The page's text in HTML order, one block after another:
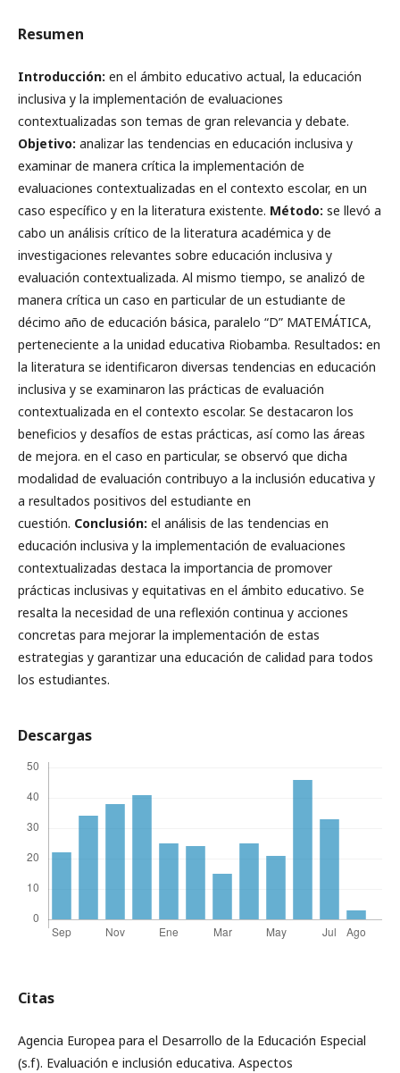
Resumen
Introducción: en el ámbito educativo actual, la educación
inclusiva y la implementación de evaluaciones
contextualizadas son temas de gran relevancia y debate.
Objetivo: analizar las tendencias en educación inclusiva y
examinar de manera crítica la implementación de
evaluaciones contextualizadas en el contexto escolar, en un
caso específico y en la literatura existente. Método: se llevó a
cabo un análisis crítico de la literatura académica y de
investigaciones relevantes sobre educación inclusiva y
evaluación contextualizada. Al mismo tiempo, se analizó de
manera crítica un caso en particular de un estudiante de
décimo año de educación básica, paralelo “D” MATEMÁTICA,
perteneciente a la unidad educativa Riobamba. Resultados: en
la literatura se identificaron diversas tendencias en educación
inclusiva y se examinaron las prácticas de evaluación
contextualizada en el contexto escolar. Se destacaron los
beneficios y desafíos de estas prácticas, así como las áreas
de mejora. en el caso en particular, se observó que dicha
modalidad de evaluación contribuyo a la inclusión educativa y
a resultados positivos del estudiante en
cuestión. Conclusión: el análisis de las tendencias en
educación inclusiva y la implementación de evaluaciones
contextualizadas destaca la importancia de promover
prácticas inclusivas y equitativas en el ámbito educativo. Se
resalta la necesidad de una reflexión continua y acciones
concretas para mejorar la implementación de estas
estrategias y garantizar una educación de calidad para todos
los estudiantes.
Descargas
Citas
Agencia Europea para el Desarrollo de la Educación Especial
(s.f). Evaluación e inclusión educativa. Aspectos